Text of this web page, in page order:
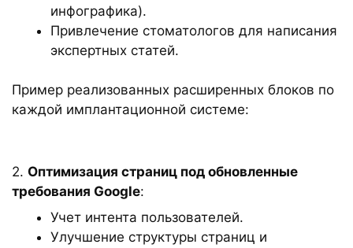
инфографика).
Привлечение стоматологов для написания
экспертных статей.
Пример реализованных расширенных блоков по
каждой имплантационной системе:
2. Оптимизация страниц под обновленные
требования Google:
Учет интента пользователей.
Улучшение структуры страниц и